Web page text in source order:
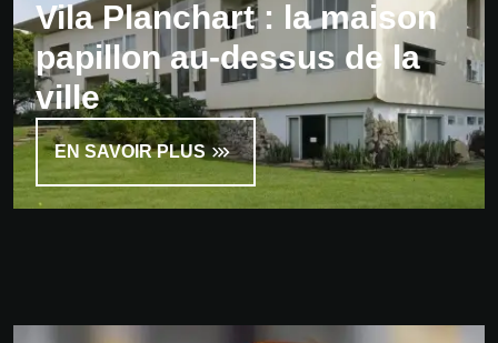
Vila Planchart : la maison
papillon au-dessus de la
ville
EN SAVOIR PLUS